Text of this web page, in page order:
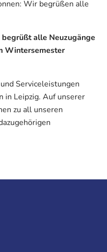
Wir begrüßen alle
alle Neuzugänge
Wintersemester
Serviceleistungen
in Leipzig. Auf unserer
zu all unseren